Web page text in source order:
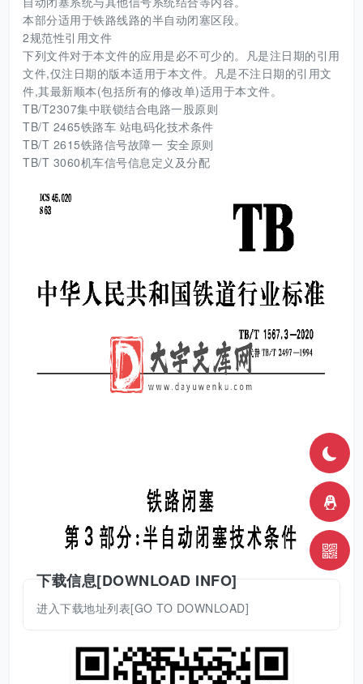
本部分适用于铁路线路的半自动闭塞区段。
2规范性引用文件
下列文件对于本文件的应用是必不可少的。凡是注日期的引用
文件,仅注日期的版本适用于本文件。凡是不注日期的引用文
件,其最新顺本(包括所有的修改单)适用于本文件。
TB/T2307集中联锁结合电路一股原则
TB/T 2465铁路车 站电码化技术条件
TB/T 2615铁路信号故障一 安全原则
TB/T 3060机车信号信息定义及分配
下载信息[DOWNLOAD INFO]
进入下载地址列表[GO TO DOWNLOAD]